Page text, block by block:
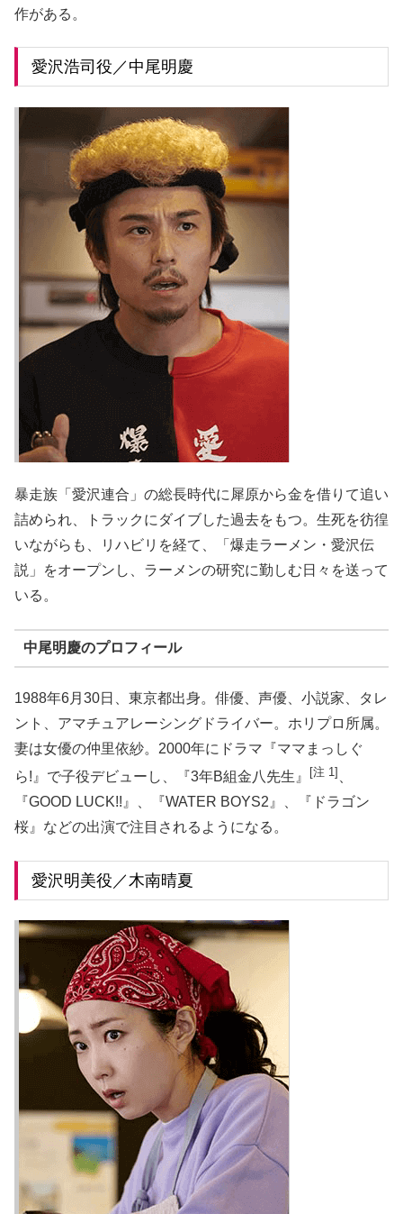
作がある。
愛沢浩司役／中尾明慶
暴走族「愛沢連合」の総長時代に犀原から金を借りて追い
詰められ、トラックにダイブした過去をもつ。生死を彷徨
いながらも、リハビリを経て、「爆走ラーメン・愛沢伝
説」をオープンし、ラーメンの研究に勤しむ日々を送って
いる。
中尾明慶のプロフィール
1988年6月30日、東京都出身。俳優、声優、小説家、タレ
ント、アマチュアレーシングドライバー。ホリプロ所属。
妻は女優の仲里依紗。2000年にドラマ『ママまっしぐ
ら!』で子役デビューし、『3年B組金八先生』
[注 1]
『GOOD LUCK!!』、『WATER BOYS2』、『ドラゴン
桜』などの出演で注目されるようになる。
愛沢明美役／木南晴夏